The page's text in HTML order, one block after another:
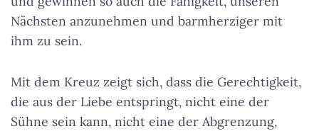
Nächsten anzunehmen und barmherziger mit
ihm zu sein.
Mit dem Kreuz zeigt sich, dass die Gerechtigkeit,
die aus der Liebe entspringt, nicht eine der
Sühne sein kann, nicht eine der Abgrenzung,